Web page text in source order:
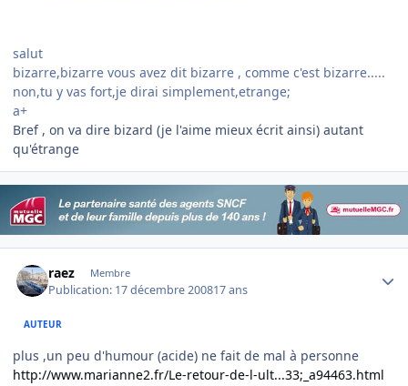
salut
bizarre,bizarre vous avez dit bizarre , comme c'est bizarre.....
non,tu y vas fort,je dirai simplement,etrange;
a+
Bref , on va dire bizard (je l'aime mieux écrit ainsi) autant
qu'étrange
raez Membre
Publication: 17 décembre 200817 ans
AUTEUR
plus ,un peu d'humour (acide) ne fait de mal à personne
http://www.marianne2.fr/Le-retour-de-l-ult...33;_a94463.html